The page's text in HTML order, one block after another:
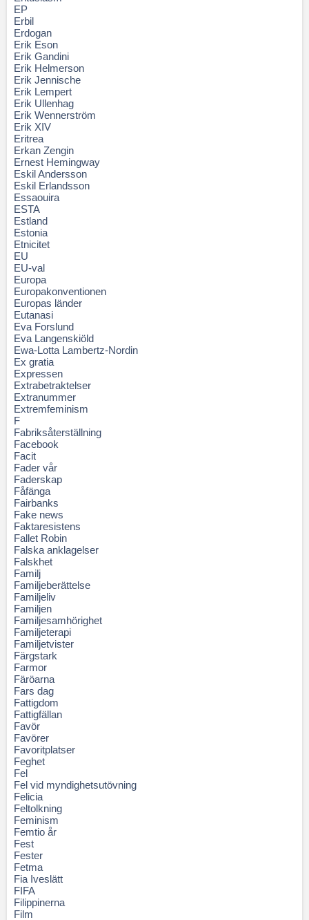
EP
Erbil
Erdogan
Erik Eson
Erik Gandini
Erik Helmerson
Erik Jennische
Erik Lempert
Erik Ullenhag
Erik Wennerström
Erik XIV
Eritrea
Erkan Zengin
Ernest Hemingway
Eskil Andersson
Eskil Erlandsson
Essaouira
ESTA
Estland
Estonia
Etnicitet
EU
EU-val
Europa
Europakonventionen
Europas länder
Eutanasi
Eva Forslund
Eva Langenskiöld
Ewa-Lotta Lambertz-Nordin
Ex gratia
Expressen
Extrabetraktelser
Extranummer
Extremfeminism
F
Fabriksåterställning
Facebook
Facit
Fader vår
Faderskap
Fåfänga
Fairbanks
Fake news
Faktaresistens
Fallet Robin
Falska anklagelser
Falskhet
Familj
Familjeberättelse
Familjeliv
Familjen
Familjesamhörighet
Familjeterapi
Familjetvister
Färgstark
Farmor
Färöarna
Fars dag
Fattigdom
Fattigfällan
Favör
Favörer
Favoritplatser
Feghet
Fel
Fel vid myndighetsutövning
Felicia
Feltolkning
Feminism
Femtio år
Fest
Fester
Fetma
Fia Iveslätt
FIFA
Filippinerna
Film